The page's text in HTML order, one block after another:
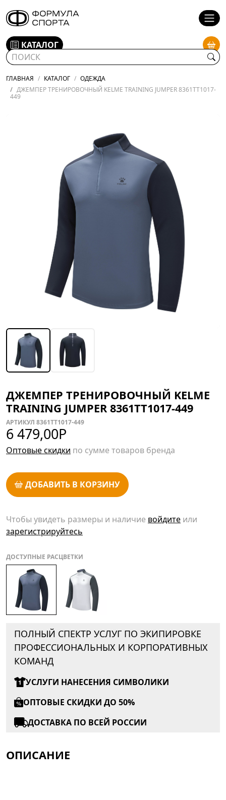
КАТАЛОГ
ГЛАВНАЯ КАТАЛОГ
ОДЕЖДА
ДЖЕМПЕР ТРЕНИРОВОЧНЫЙ KELME TRAINING JUMPER 8361TT1017-
449
ДЖЕМПЕР ТРЕНИРОВОЧНЫЙ KELME
TRAINING JUMPER 8361TT1017-449
АРТИКУЛ 8361TT1017-449
6 479,00Р
Оптовые скидки по сумме товаров бренда
ДОБАВИТЬ В КОРЗИНУ
Чтобы увидеть размеры и наличие войдите или
зарегистрируйтесь
ДОСТУПНЫЕ РАСЦВЕТКИ
ПОЛНЫЙ СПЕКТР УСЛУГ ПО ЭКИПИРОВКЕ
ПРОФЕССИОНАЛЬНЫХ И КОРПОРАТИВНЫХ
КОМАНД
УСЛУГИ НАНЕСЕНИЯ СИМВОЛИКИ
ОПТОВЫЕ СКИДКИ ДО 50%
ДОСТАВКА ПО ВСЕЙ РОССИИ
ОПИСАНИЕ